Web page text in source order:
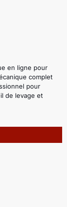
en ligne pour
complet
pour
de levage et